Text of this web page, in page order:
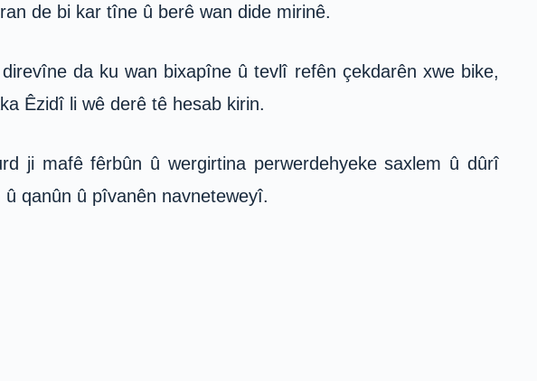
de bi kar tîne û berê wan dide mirinê.
da ku wan bixapîne û tevlî refên çekdarên xwe bike,
Êzidî li wê derê tê hesab kirin.
ji mafê fêrbûn û wergirtina perwerdehyeke saxlem û dûrî
qanûn û pîvanên navneteweyî.